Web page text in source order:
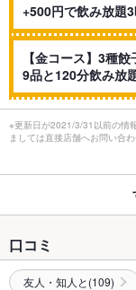
+500円で飲み放題
【金コース】3種
9品と120分飲み放
※更新日が2021/3/31以前の情
ましては直接店舗へお問い合わ
口コミ
友人・知人と(109)